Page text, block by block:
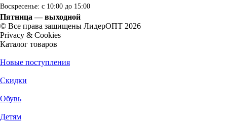
Воскресенье: с 10:00 до 15:00
Пятница — выходной
© Все права защищены ЛидерОПТ 2026
Privacy & Cookies
Каталог товаров
Новые поступления
Скидки
Обувь
Детям